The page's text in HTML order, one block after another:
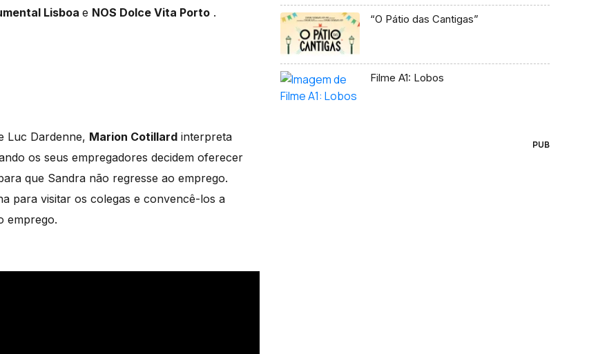
Lisboa e NOS Dolce Vita Porto .
Luc Dardenne, Marion Cotillard interpreta
os seus empregadores decidem oferecer
que Sandra não regresse ao emprego.
para visitar os colegas e convencê-los a
emprego.
“O Pátio das Cantigas”
Filme A1: Lobos
PUB